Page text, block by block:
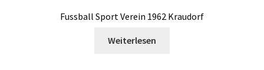
Fussball Sport Verein 1962 Kraudorf
Weiterlesen